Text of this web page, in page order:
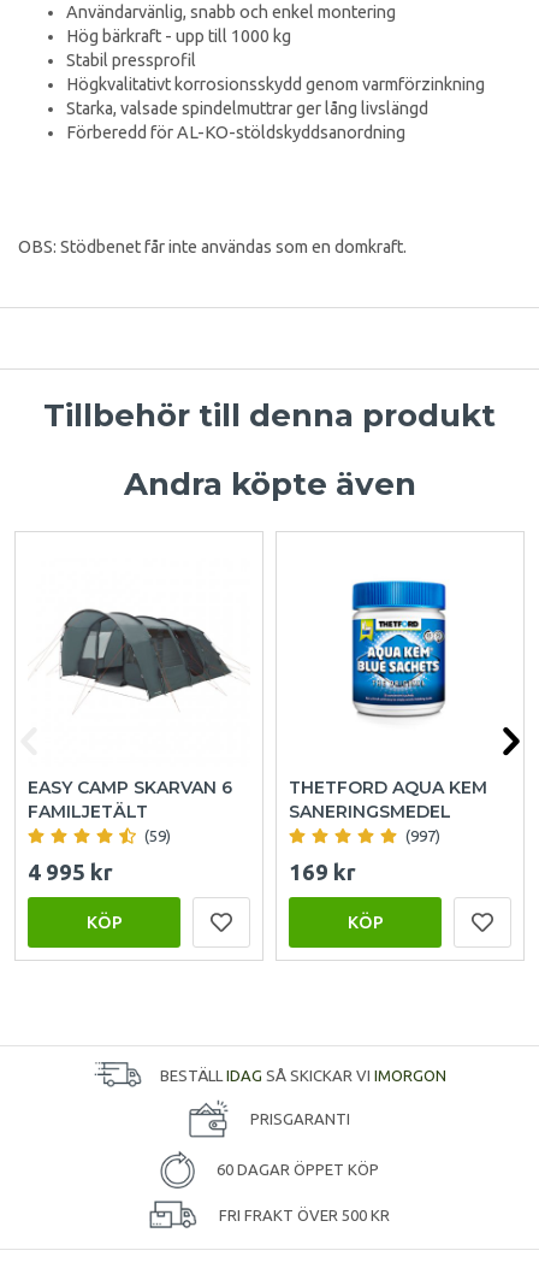
Användarvänlig, snabb och enkel montering
Hög bärkraft - upp till 1000 kg
Stabil pressprofil
Högkvalitativt korrosionsskydd genom varmförzinkning
Starka, valsade spindelmuttrar ger lång livslängd
Förberedd för AL-KO-stöldskyddsanordning
OBS: Stödbenet får inte användas som en domkraft.
Tillbehör till denna produkt
Andra köpte även
EASY CAMP SKARVAN 6
FAMILJETÄLT
(59)
4 995 kr
KÖP
THETFORD AQUA KEM
SANERINGSMEDEL
(997)
169 kr
KÖP
BESTÄLL IDAG SÅ SKICKAR VI IMORGON
PRISGARANTI
60 DAGAR ÖPPET KÖP
FRI FRAKT ÖVER 500 KR